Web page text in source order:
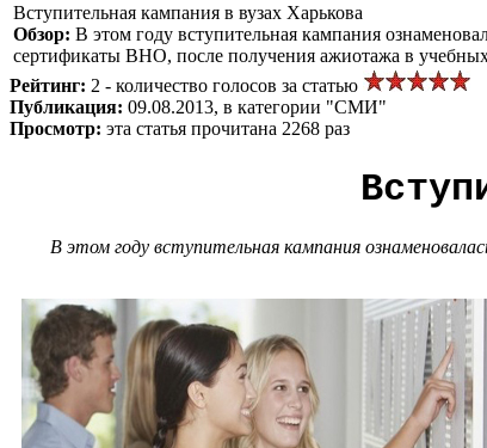
Вступительная кампания в вузах Харькова
Обзор: В этом году вступительная кампания
сертификаты ВНО, после получения ажиотажа в учебных
Рейтинг: 2 - количество голосов за статью
Публикация: 09.08.2013, в категории "СМИ"
Просмотр: эта статья прочитана 2268 раз
В этом году вступительная кампания